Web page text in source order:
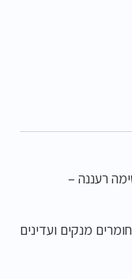
רעננה –
מנקים ועדינים